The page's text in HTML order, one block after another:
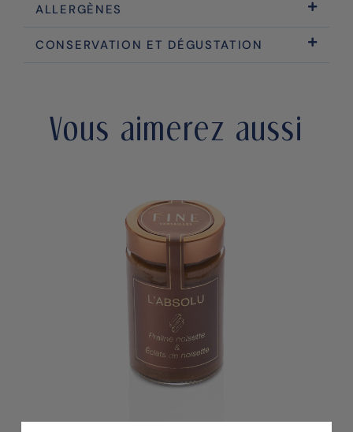
ALLERGÈNES
CONSERVATION ET DÉGUSTATION
Vous aimerez aussi